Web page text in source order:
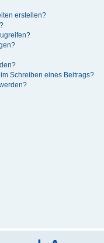
erstellen?
Schreiben eines Beitrags?